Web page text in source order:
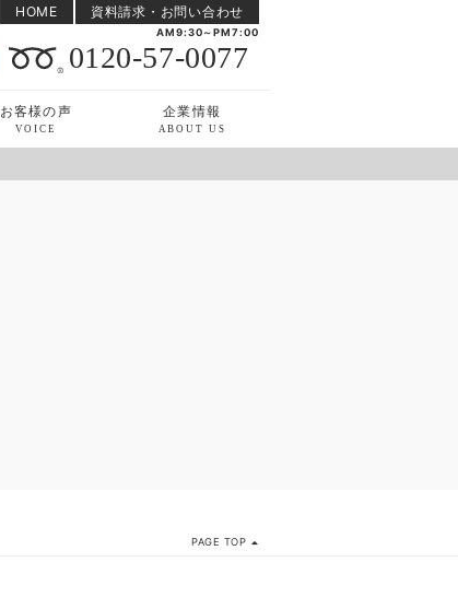
HOME 資料請求・お問い合わせ
AM9:30～PM7:00
0120-57-0077
お客様の声
VOICE
企業情報
ABOUT US
PAGE TOP